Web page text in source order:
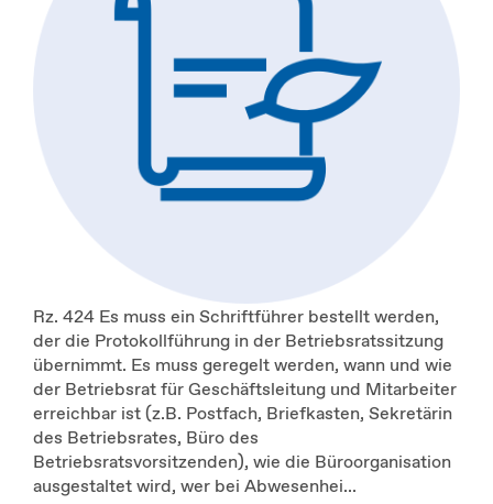
Rz. 424 Es muss ein Schriftführer bestellt werden,
der die Protokollführung in der Betriebsratssitzung
übernimmt. Es muss geregelt werden, wann und wie
der Betriebsrat für Geschäftsleitung und Mitarbeiter
erreichbar ist (z.B. Postfach, Briefkasten, Sekretärin
des Betriebsrates, Büro des
Betriebsratsvorsitzenden), wie die Büroorganisation
ausgestaltet wird, wer bei Abwesenhei...